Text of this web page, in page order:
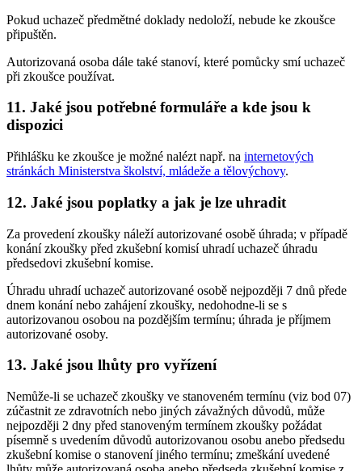
Pokud uchazeč předmětné doklady nedoloží, nebude ke zkoušce
připuštěn.
Autorizovaná osoba dále také stanoví, které pomůcky smí uchazeč
při zkoušce používat.
11. Jaké jsou potřebné formuláře a kde jsou k
dispozici
Přihlášku ke zkoušce je možné nalézt např. na internetových
stránkách Ministerstva školství, mládeže a tělovýchovy.
12. Jaké jsou poplatky a jak je lze uhradit
Za provedení zkoušky náleží autorizované osobě úhrada; v případě
konání zkoušky před zkušební komisí uhradí uchazeč úhradu
předsedovi zkušební komise.
Úhradu uhradí uchazeč autorizované osobě nejpozději 7 dnů přede
dnem konání nebo zahájení zkoušky, nedohodne-li se s
autorizovanou osobou na pozdějším termínu; úhrada je příjmem
autorizované osoby.
13. Jaké jsou lhůty pro vyřízení
Nemůže-li se uchazeč zkoušky ve stanoveném termínu (viz bod 07)
zúčastnit ze zdravotních nebo jiných závažných důvodů, může
nejpozději 2 dny před stanoveným termínem zkoušky požádat
písemně s uvedením důvodů autorizovanou osobu anebo předsedu
zkušební komise o stanovení jiného termínu; zmeškání uvedené